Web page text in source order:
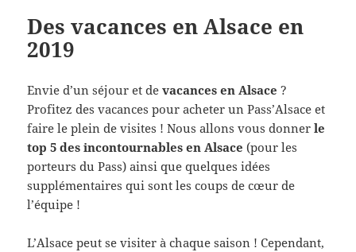
Des vacances en Alsace en
2019
Envie d’un séjour et devacances en Alsace ?
Profitez des vacances pour acheter un Pass’Alsace et
faire le plein de visites ! Nous allons vous donnerle
top 5 des incontournables en Alsace (pour les
porteurs du Pass) ainsi que quelques idées
supplémentaires qui sont les coups de cœur de
l’équipe !
L’Alsace peut se visiter à chaque saison ! Cependant,